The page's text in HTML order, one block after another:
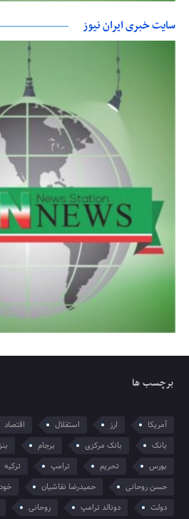
سایت خبری ایران نیوز
برچسب ها
آمریکا ارز استقلال اقتصاد
بانک
بانک مرکزی برجام
بورس
تحریم ترامپ ترکیه
حسن روحانی
حمیدرضا نقاشیان
دولت
دونالد ترامپ روحانی